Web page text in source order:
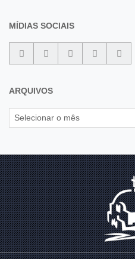
MÍDIAS SOCIAIS
ARQUIVOS